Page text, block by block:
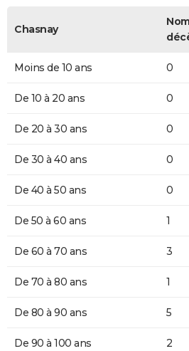
Chasnay
Moins de 10 ans 0
De 10 à 20 ans 0
De 20 à 30 ans 0
De 30 à 40 ans 0
De 40 à 50 ans 0
De 50 à 60 ans 1
De 60 à 70 ans 3
De 70 à 80 ans 1
De 80 à 90 ans 5
De 90 à 100 ans 2